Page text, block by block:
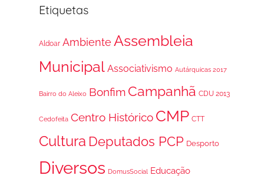
Etiquetas
Aldoar Ambiente Assembleia
Municipal Associativismo Autárquicas 2017
Bairro do Aleixo Bonfim Campanhã CDU 2013
Cedofeita Centro Histórico CMP CTT
Cultura Deputados PCP Desporto
Diversos DomusSocial Educação